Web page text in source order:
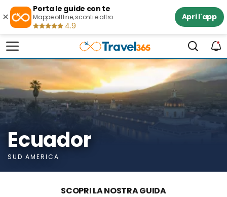
×
Porta le guide con te
Mappe offline, sconti e altro
4.9
Apri l'app
Ecuador
SUD AMERICA
SCOPRI LA NOSTRA GUIDA